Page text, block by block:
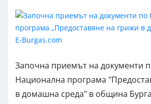
Започна приемът на документи
Национална програма
в домашна среда" в община